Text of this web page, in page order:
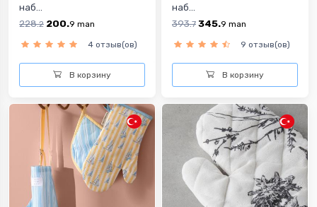
наб...
228.2 200.9 man
4 отзыв(ов)
В корзину
наб...
393.7 345.9 man
9 отзыв(ов)
В корзину